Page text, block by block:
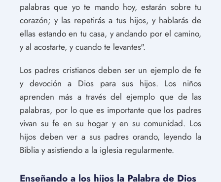
palabras que yo te mando hoy, estarán sobre tu
corazón; y las repetirás a tus hijos, y hablarás de
ellas estando en tu casa, y andando por el camino,
y al acostarte, y cuando te levantes".
Los padres cristianos deben ser un ejemplo de fe
y devoción a Dios para sus hijos. Los niños
aprenden más a través del ejemplo que de las
palabras, por lo que es importante que los padres
vivan su fe en su hogar y en su comunidad. Los
hijos deben ver a sus padres orando, leyendo la
Biblia y asistiendo a la iglesia regularmente.
Enseñando a los hijos la Palabra de Dios